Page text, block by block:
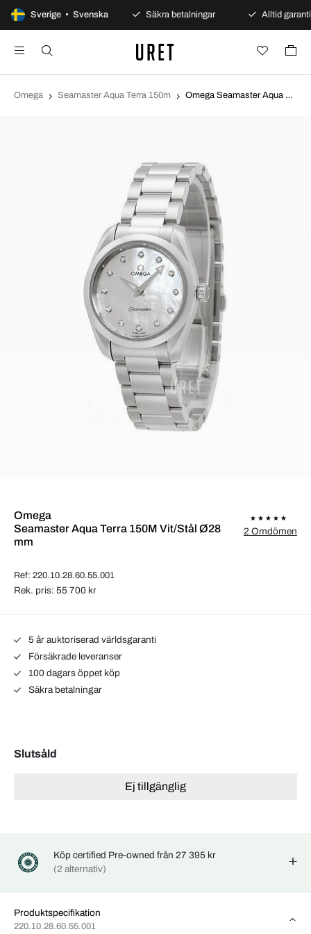
Sverige • Svenska
100 dagars öppet köp Säkra betalningar Alltid garanti
Omega Seamaster Aqua Terra 150m Omega Seamaster Aqua Terra 150M Vit/Stål Ø28 mm 220.10.28.60.55.001
Omega
Seamaster Aqua Terra 150M Vit/Stål Ø28
mm
Ref: 220.10.28.60.55.001
2 Omdömen
Rek. pris: 55 700 kr
5 år auktoriserad världsgaranti
Försäkrade leveranser
100 dagars öppet köp
Säkra betalningar
Slutsåld
Ej tillgänglig
Köp certified Pre-owned från 27 395 kr
(2 alternativ)
Produktspecifikation
220.10.28.60.55.001